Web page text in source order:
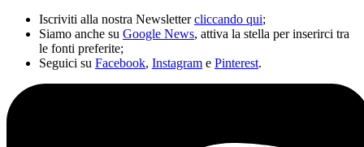
Iscriviti alla nostra Newslettercliccando qui;
Siamo anche su Google News, attiva la stella per inserirci tra
le fonti preferite;
Seguici su Facebook, Instagram e Pinterest.